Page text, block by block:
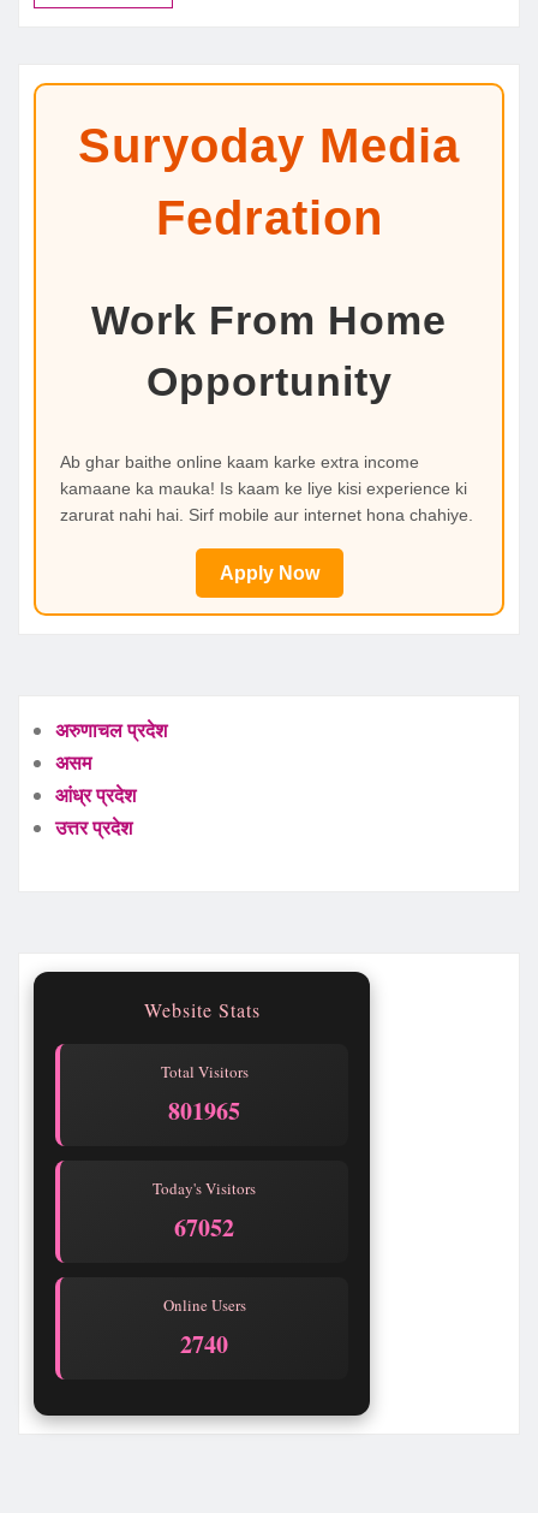
Suryoday Media
Fedration
Work From Home
Opportunity
Ab ghar baithe online kaam karke extra income
kamaane ka mauka! Is kaam ke liye kisi experience ki
zarurat nahi hai. Sirf mobile aur internet hona chahiye.
Apply Now
अरुणाचल प्रदेश
असम
आंध्र प्रदेश
उत्तर प्रदेश
Website Stats
Total Visitors
801965
Today's Visitors
67052
Online Users
2740